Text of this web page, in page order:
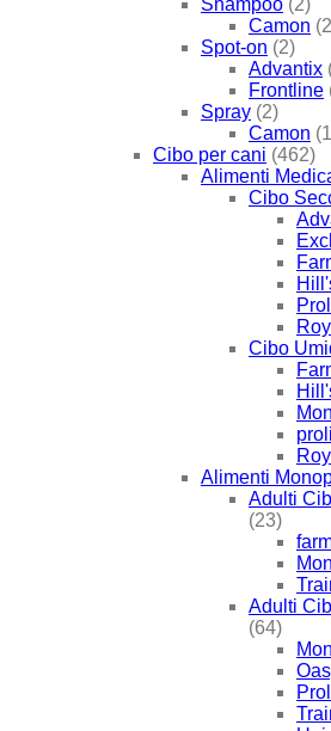
Shampoo (2)
Camon
Spot-on (2)
Advantix
Frontline
Spray (2)
Camon
Cibo per cani (462)
Alimenti
Cibo
Cibo
Alimenti
Adulti
(23)
Adulti
(64)